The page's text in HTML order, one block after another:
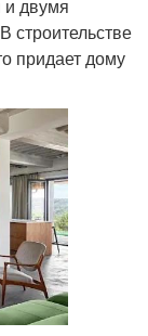
и двумя
придает дому